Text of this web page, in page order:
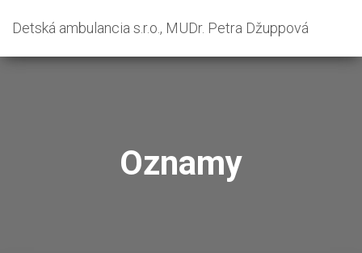
Detská ambulancia s.r.o., MUDr. Petra Džuppová
Oznamy